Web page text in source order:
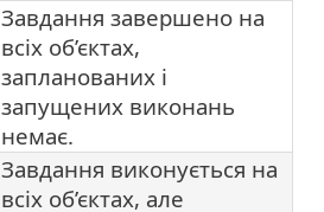
Завдання завершено на
всіх об’єктах,
запланованих і
запущених виконань
немає.
Завдання виконується на
всіх об’єктах, але